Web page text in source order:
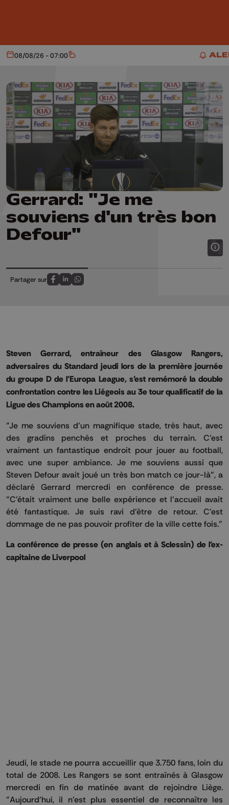
Aujourd'hui
08/08/26 - 07:00 Météo
Gerrard: "Je me
souviens d'un très bon
Defour"
Partager sur
Partagez sur FaceBook
Partagez sur LinkedIn
Partagez sur Whatsapp
Steven Gerrard, entraîneur des Glasgow Rangers,
adversaires du Standard jeudi lors de la première journée
du groupe D de l'Europa League, s'est remémoré la double
confrontation contre les Liégeois au 3e tour qualificatif de la
Ligue des Champions en août 2008.
"Je me souviens d'un magnifique stade, très haut, avec
des gradins penchés et proches du terrain. C'est
vraiment un fantastique endroit pour jouer au football,
avec une super ambiance. Je me souviens aussi que
Steven Defour avait joué un très bon match ce jour-là", a
déclaré Gerrard mercredi en conférence de presse.
"C'était vraiment une belle expérience et l'accueil avait
été fantastique. Je suis ravi d'être de retour. C'est
dommage de ne pas pouvoir profiter de la ville cette fois."
La conférence de presse (en anglais et à Sclessin) de l'ex-
capitaine de Liverpool
Jeudi, le stade ne pourra accueillir que 3.750 fans, loin du
total de 2008. Les Rangers se sont entraînés à Glasgow
mercredi en fin de matinée avant de rejoindre Liège.
"Aujourd'hui, il n'est plus essentiel de reconnaître les